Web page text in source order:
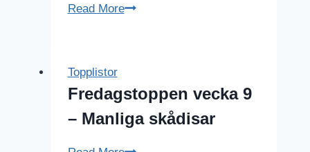
Read MoreFredagstoppen
Skilåtar
Topplistor
Fredagstoppen vecka 9
– Manliga skådisar